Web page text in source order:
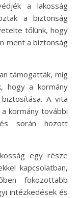
a lakosság
a biztonság
tőlünk, hogy
ment a biztonság
támogatták, míg
hogy a kormány
A vita
kormány további
során hozott
egy része
kapcsolatban,
fokozottabb
intézkedések és